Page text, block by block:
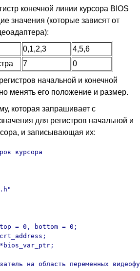
конечной линии курсора BIOS
значения (которые зависят от
0,1,2,3
4,5,6
7
0
начальной и конечной
менять его положение и размер.
которая запрашивает с
для регистров начальной и
и записывающая их:
курсора
= 0, bottom = 0;
на область переменных